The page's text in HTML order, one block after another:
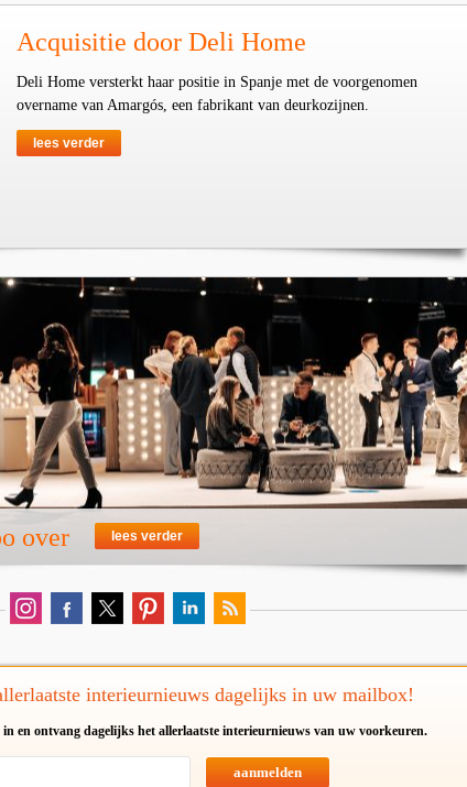
Acquisitie door Deli Home
Deli Home versterkt haar positie in Spanje met de voorgenomen
overname van Amargós, een fabrikant van deurkozijnen.
lees verder
over lees verder
interieurnieuws dagelijks in uw mailbox!
en ontvang dagelijks het allerlaatste interieurnieuws van uw voorkeuren.
aanmelden